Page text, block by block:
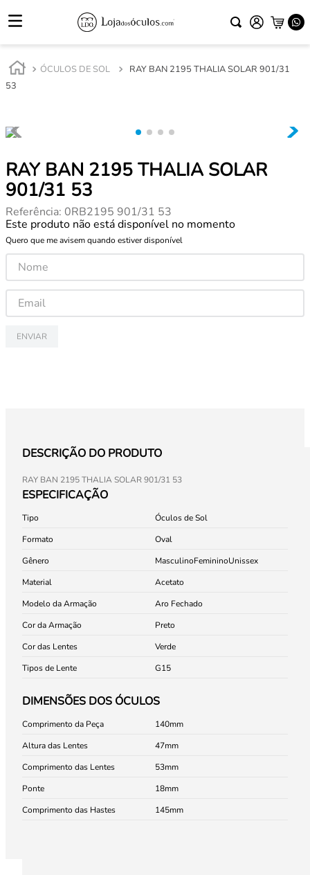
ÓCULOS DE SOL
RAY BAN 2195 THALIA SOLAR 901/31
53
RAY BAN 2195 THALIA SOLAR
901/31 53
Referência: 0RB2195 901/31 53
Este produto não está disponível no momento
Quero que me avisem quando estiver disponível
ENVIAR
DESCRIÇÃO DO PRODUTO
RAY BAN 2195 THALIA SOLAR 901/31 53
ESPECIFICAÇÃO
Tipo
Óculos de Sol
Formato
Oval
Gênero
MasculinoFemininoUnissex
Material
Acetato
Modelo da Armação
Aro Fechado
Cor da Armação
Preto
Cor das Lentes
Verde
Tipos de Lente
G15
DIMENSÕES DOS ÓCULOS
Comprimento da Peça
140
Altura das Lentes
47
Comprimento das Lentes
53
Ponte
18
Comprimento das Hastes
145